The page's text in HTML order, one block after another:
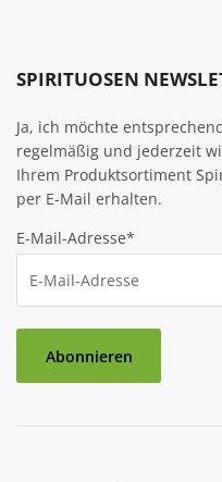
SPIRITUOSEN
Ja, ich möchte
regelmäßig und jederzeit
Ihrem Produktsortiment
per E-Mail erhalten.
E-Mail-Adresse*
Abonnieren